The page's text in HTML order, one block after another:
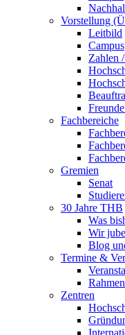
Vorstellung
Leitbild
Campus
Zahlen
Fachbereiche
Gremien
Senat
30 Jahre THB
Was
Wir
Blog
Termine &
Zentren